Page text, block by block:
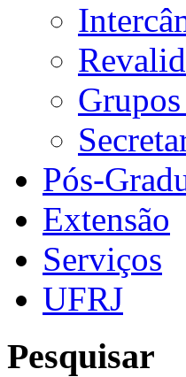
Pós-
Extensão
Serviços
UFRJ
Pesquisar